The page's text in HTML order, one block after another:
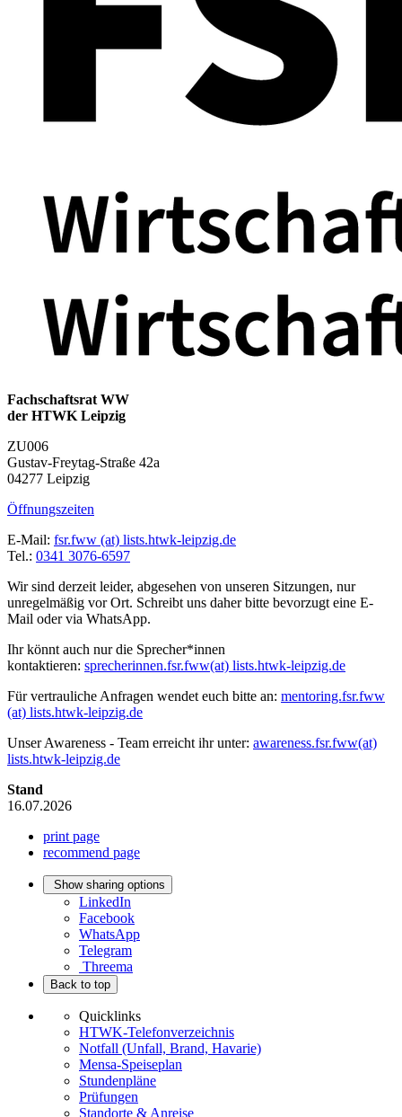
Fachschaftsrat WW
der HTWK Leipzig
ZU006
Gustav-Freytag-Straße 42a
04277 Leipzig
Öffnungszeiten
E-Mail: fsr.fww (at) lists.htwk-leipzig.de
Tel.: 0341 3076-6597
Wir sind derzeit leider, abgesehen von unseren Sitzungen, nur
unregelmäßig vor Ort. Schreibt uns daher bitte bevorzugt eine E-
Mail oder via WhatsApp.
Ihr könnt auch nur die Sprecher*innen
kontaktieren: sprecherinnen.fsr.fww(at) lists.htwk-leipzig.de
Für vertrauliche Anfragen wendet euch bitte an: mentoring.fsr.fww
(at) lists.htwk-leipzig.de
Unser Awareness - Team erreicht ihr unter: awareness.fsr.fww(at)
lists.htwk-leipzig.de
Stand
16.07.2026
print page
recommend page
Show sharing options
LinkedIn
Facebook
WhatsApp
Telegram
Threema
Back to top
Quicklinks
HTWK-Telefonverzeichnis
Notfall (Unfall, Brand, Havarie)
Mensa-Speiseplan
Stundenpläne
Prüfungen
Standorte & Anreise